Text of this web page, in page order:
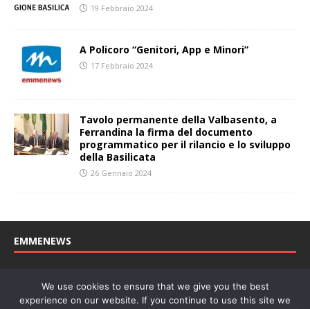
19 Febbraio 2024
A Policoro “Genitori, App e Minori”
17 Febbraio 2024
Tavolo permanente della Valbasento, a
Ferrandina la firma del documento
programmatico per il rilancio e lo sviluppo
della Basilicata
26 Gennaio 2024
EMMENEWS
27/04/2011. Direttore Responsabile: Concetta Monzo, Editore: Deah
soc. coop. P. Iva: 01219430772
We use cookies to ensure that we give you the best
experience on our website. If you continue to use this site we